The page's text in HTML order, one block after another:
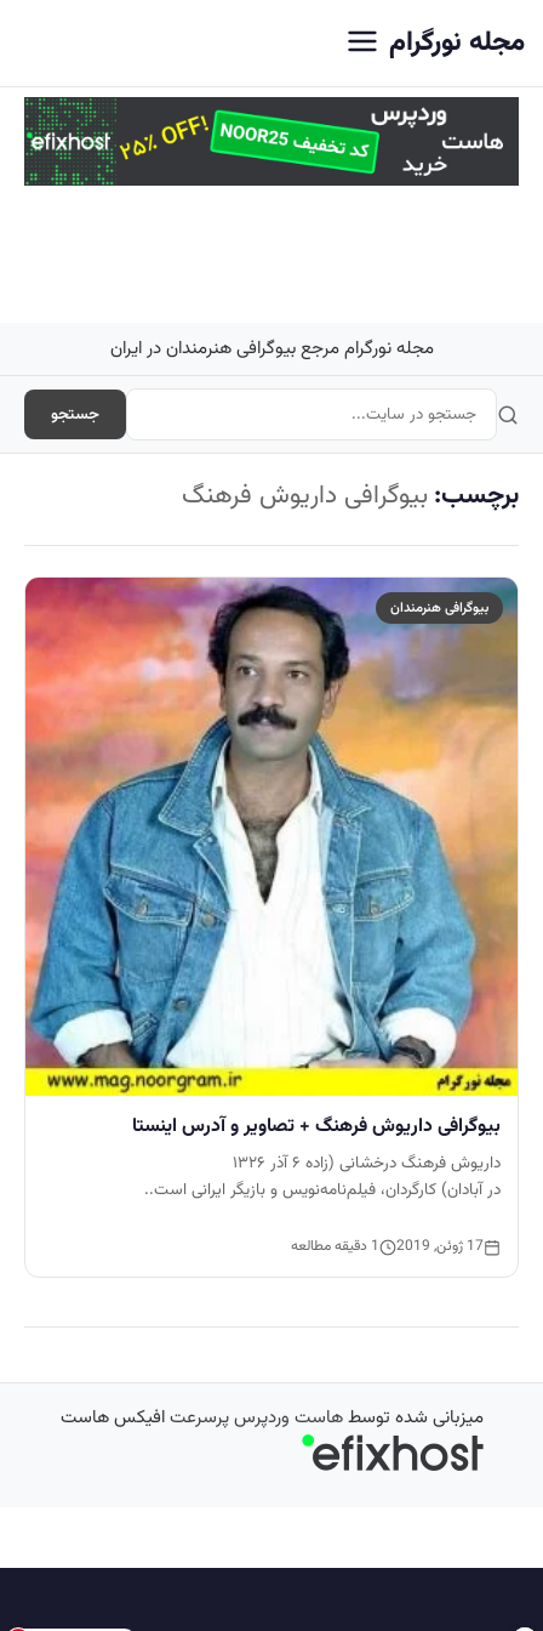
مجله نورگرام
مجله نورگرام مرجع بیوگرافی هنرمندان در ایران
جستجو
برچسب: بیوگرافی داریوش فرهنگ
بیوگرافی هنرمندان
بیوگرافی داریوش فرهنگ + تصاویر و آدرس اینستا
داریوش فرهنگ درخشانی (زاده ۶ آذر ۱۳۲۶
در آبادان) کارگردان، فیلم‌نامه‌نویس و بازیگر ایرانی است..
17 ژوئن, 2019 1 دقیقه مطالعه
میزبانی شده توسطهاست وردپرس پرسرعتافیکس هاست